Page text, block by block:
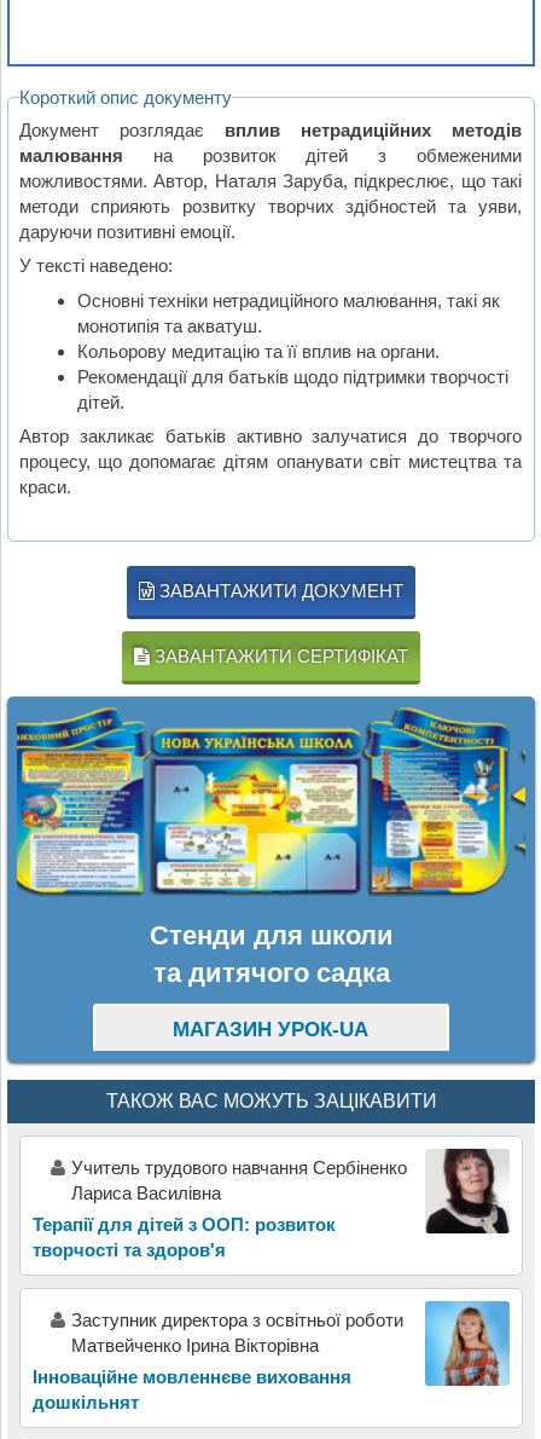
Короткий опис документу
Документ розглядає вплив нетрадиційних методів
малювання на розвиток дітей з обмеженими
можливостями. Автор, Наталя Заруба, підкреслює, що такі
методи сприяють розвитку творчих здібностей та уяви,
даруючи позитивні емоції.
У тексті наведено:
Основні техніки нетрадиційного малювання, такі як
монотипія та акватуш.
Кольорову медитацію та її вплив на органи.
Рекомендації для батьків щодо підтримки творчості
дітей.
Автор закликає батьків активно залучатися до творчого
процесу, що допомагає дітям опанувати світ мистецтва та
краси.
ЗАВАНТАЖИТИ ДОКУМЕНТ
ЗАВАНТАЖИТИ СЕРТИФІКАТ
Стенди для школи
та дитячого садка
МАГАЗИН УРОК-UA
ТАКОЖ ВАС МОЖУТЬ ЗАЦІКАВИТИ
Учитель трудового навчання Сербіненко
Лариса Василівна
Терапії для дітей з ООП: розвиток
творчості та здоров'я
Заступник директора з освітньої роботи
Матвейченко Ірина Вікторівна
Інноваційне мовленнєве виховання
дошкільнят